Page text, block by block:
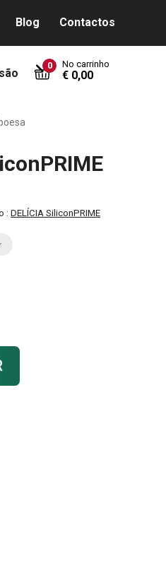
Blog Contactos
0 No carrinho
€ 0,00
: DELÍCIA SiliconPRIME